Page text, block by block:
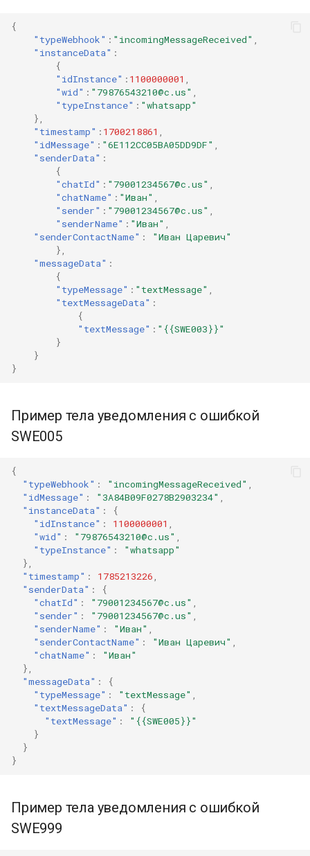
{
"typeWebhook" : "incomingMessageReceived" ,
"instanceData" :
{
"idInstance" : 1100000001 ,
"wid" : "79876543210@c.us" ,
"typeInstance" : "whatsapp"
},
"timestamp" : 1700218861 ,
"idMessage" : "6E112CC05BA05DD9DF" ,
"senderData" :
{
"chatId" : "79001234567@c.us" ,
"chatName" : "Иван" ,
"sender" : "79001234567@c.us" ,
"senderName" : "Иван" ,
"senderContactName" :
"Иван Царевич"
},
"messageData" :
{
"typeMessage" : "textMessage" ,
"textMessageData" :
{
"textMessage" : "{{SWE003}}"
}
}
}
Пример тела уведомления с ошибкой
SWE005
{
"typeWebhook" : "incomingMessageReceived" ,
"idMessage" : "3A84B09F0278B2903234" ,
"instanceData" :
{
"idInstance" : 1100000001 ,
"wid" : "79876543210@c.us" ,
"typeInstance" :
"whatsapp"
},
"timestamp" : 1785213226,
"senderData" :
{
"chatId" : "79001234567@c.us" ,
"sender" : "79001234567@c.us" ,
"senderName" : "Иван" ,
"senderContactName" : "Иван Царевич" ,
"chatName" :
"Иван"
},
"messageData" :
{
"typeMessage" : "textMessage" ,
"textMessageData" :
{
"textMessage" :
"{{SWE005}}"
}
}
}
Пример тела уведомления с ошибкой
SWE999